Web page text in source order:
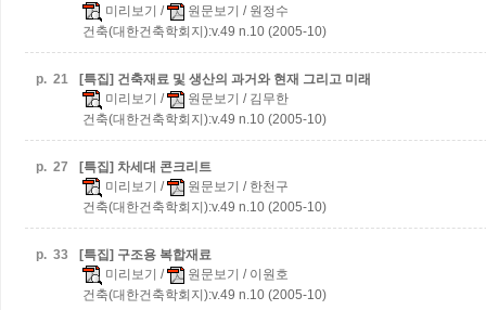
미리보기 / 원문보기 / 원정수
건축(대한건축학회지):v.49 n.10 (2005-10)
p. 21
[특집] 건축재료 및 생산의 과거와 현재 그리고 미래
미리보기 / 원문보기 / 김무한
건축(대한건축학회지):v.49 n.10 (2005-10)
p. 27
[특집] 차세대 콘크리트
미리보기 / 원문보기 / 한천구
건축(대한건축학회지):v.49 n.10 (2005-10)
p. 33
[특집] 구조용 복합재료
미리보기 / 원문보기 / 이원호
건축(대한건축학회지):v.49 n.10 (2005-10)